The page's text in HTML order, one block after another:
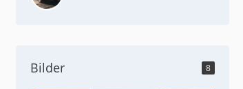
Bilder 8